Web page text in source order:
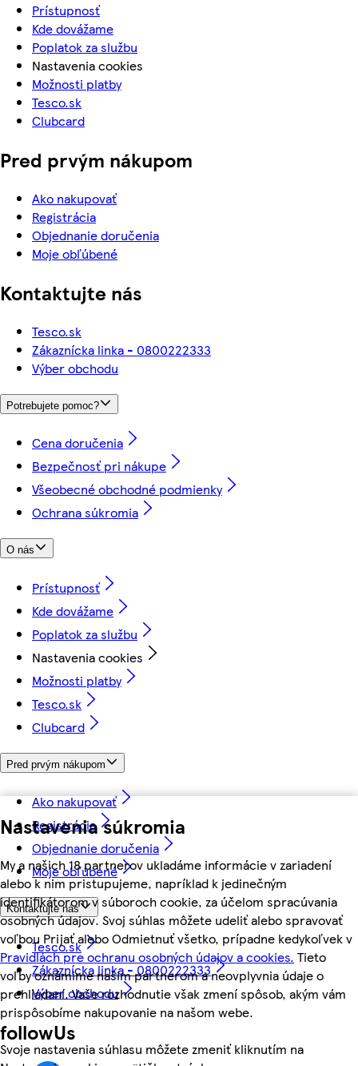
Nastavenia súkromia
My a našich 18 partnerov ukladáme informácie v zariadení
alebo k nim pristupujeme, napríklad k jedinečným
identifikátorom v súboroch cookie, za účelom spracúvania
osobných údajov. Svoj súhlas môžete udeliť alebo spravovať
voľbou Prijať alebo Odmietnuť všetko, prípadne kedykoľvek v
Pravidlách pre ochranu osobných údajov a cookies. Tieto
voľby oznámime našim partnerom a neovplyvnia údaje o
prehliadaní. Vaše rozhodnutie však zmení spôsob, akým vám
prispôsobíme nakupovanie na našom webe.
Svoje nastavenia súhlasu môžete zmeniť kliknutím na
Prístupnosť
Kde dovážame
Poplatok za službu
Nastavenia cookies
Možnosti platby
Tesco.sk
Clubcard
Pred prvým nákupom
Ako nakupovať
Registrácia
Objednanie doručenia
Moje obľúbené
Kontaktujte nás
Tesco.sk
Zákaznícka linka - 0800222333
Výber obchodu
Potrebujete pomoc?
Cena doručenia
Bezpečnosť pri nákupe
Všeobecné obchodné podmienky
Ochrana súkromia
O nás
Prístupnosť
Kde dovážame
Poplatok za službu
Nastavenia cookies
Možnosti platby
Tesco.sk
Clubcard
Pred prvým nákupom
Ako nakupovať
Registrácia
Objednanie doručenia
Moje obľúbené
Kontaktujte nás
Tesco.sk
Zákaznícka linka - 0800222333
Výber obchodu
followUs